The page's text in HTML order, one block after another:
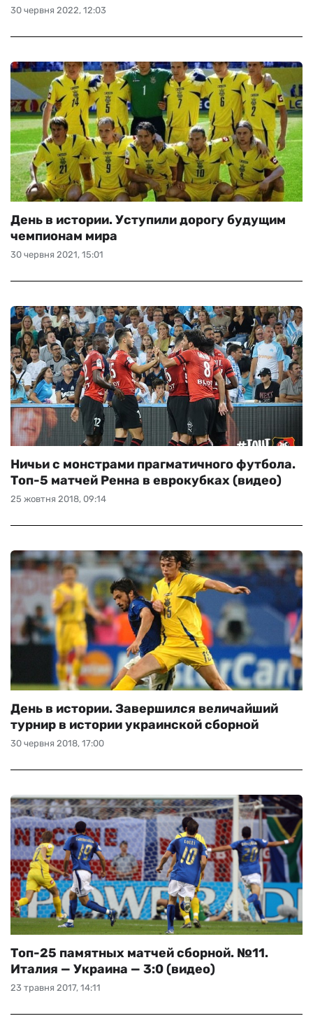
30 червня 2022, 12:03
30 червня 2021, 15:01
День в истории. Уступили дорогу будущим
чемпионам мира
25 жовтня 2018, 09:14
Ничьи с монстрами прагматичного футбола.
Топ-5 матчей Ренна в еврокубках (видео)
30 червня 2018, 17:00
День в истории. Завершился величайший
турнир в истории украинской сборной
23 травня 2017, 14:11
Топ-25 памятных матчей сборной. №11.
Италия — Украина — 3:0 (видео)